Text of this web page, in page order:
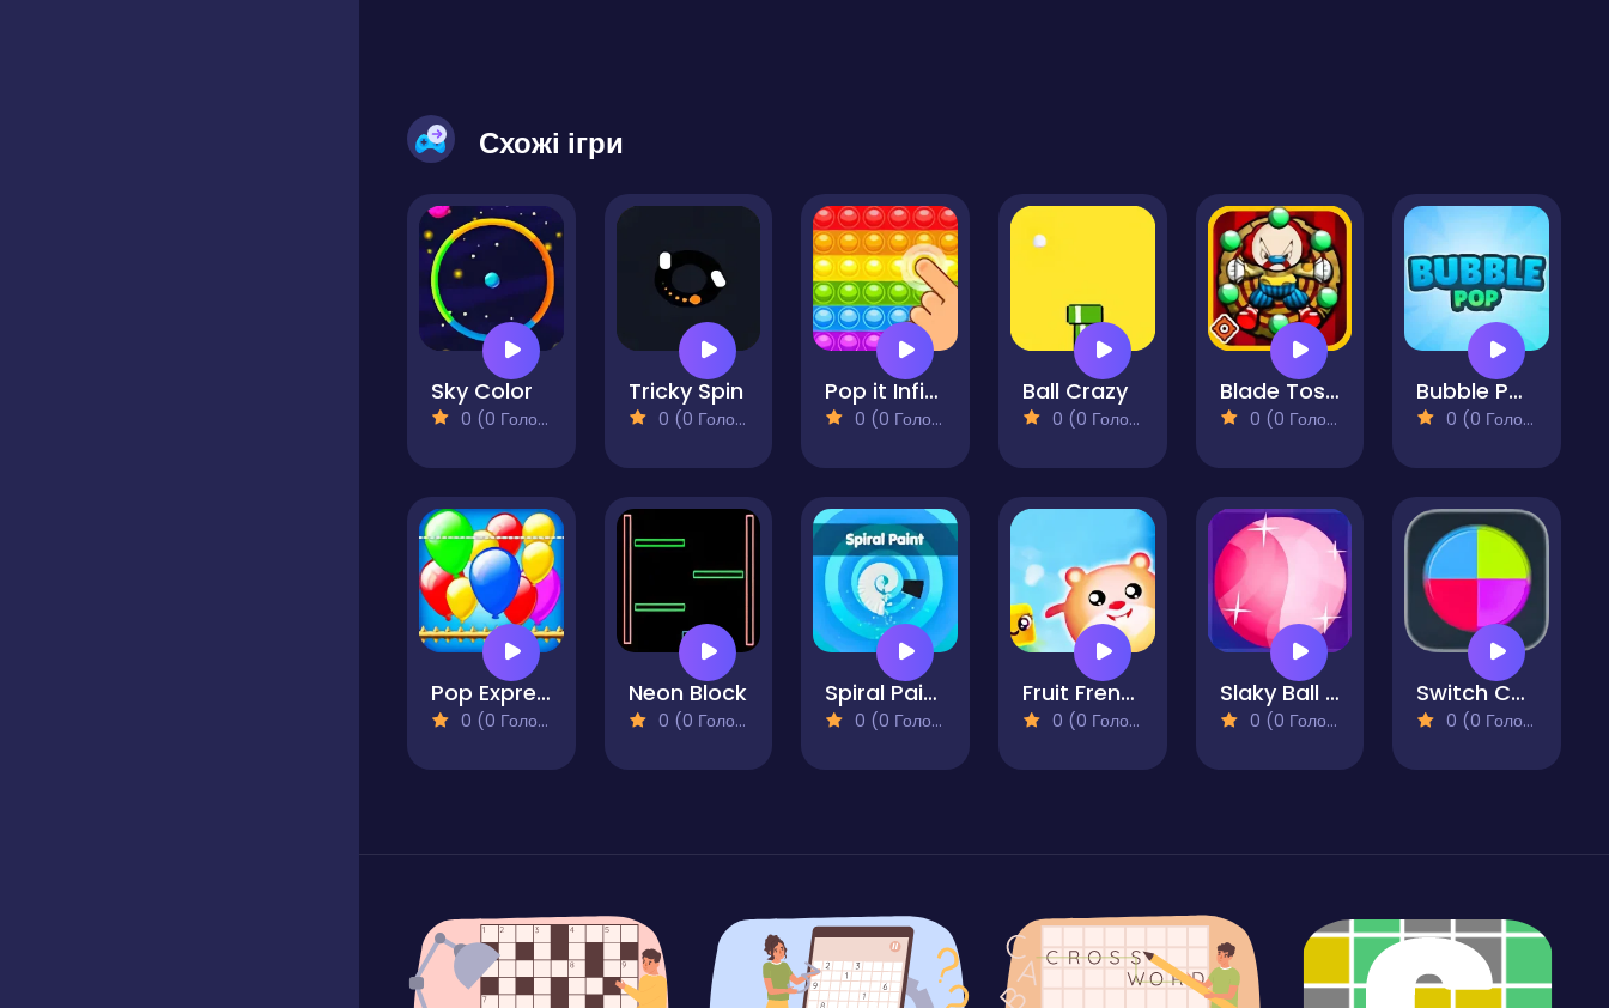
Схожі ігри
Sky Color
0 (0 Голосів)
Tricky Spin
0 (0 Голосів)
Pop it Infinity
0 (0 Голосів)
Ball Crazy
0 (0 Голосів)
Blade Toss Clown
0 (0 Голосів)
Bubble Pop
0 (0 Голосів)
Pop Express
0 (0 Голосів)
Neon Block
0 (0 Голосів)
Spiral Paint - Arcade Shooter
0 (0 Голосів)
Fruit Frenzy
0 (0 Голосів)
Slaky Ball - Touch Ball Game
0 (0 Голосів)
Switch Colors
0 (0 Голосів)